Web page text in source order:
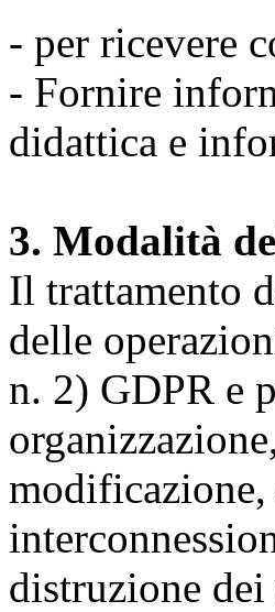
- per ricevere
- Fornire
didattica e
3. Modalità
Il trattamento
delle
n. 2) GDPR e
distruzione dei